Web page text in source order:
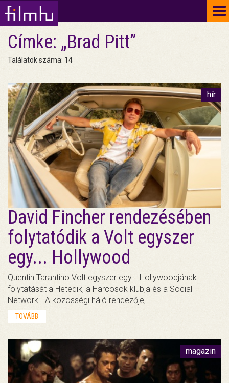
Címke: „Brad Pitt”
Találatok száma: 14
hír
David Fincher rendezésében
folytatódik a Volt egyszer
egy... Hollywood
Quentin Tarantino Volt egyszer egy... Hollywoodjának
folytatását a Hetedik, a Harcosok klubja és a Social
Network - A közösségi háló rendezője,…
TOVÁBB
magazin